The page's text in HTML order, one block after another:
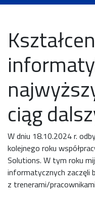
ciąg
W dniu 18.10.2024 r.
kolejnego roku
Solutions. W tym roku
informatycznych zaczęli
z trenerami/